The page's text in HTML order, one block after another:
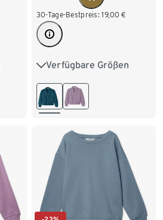
30-Tage-Bestpreis: 19,00 €
Verfügbare Größen
122/128 134/140
146/152